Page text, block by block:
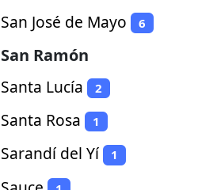
San José de Mayo 6
San Ramón
Santa Lucía 2
Santa Rosa 1
Sarandí del Yí 1